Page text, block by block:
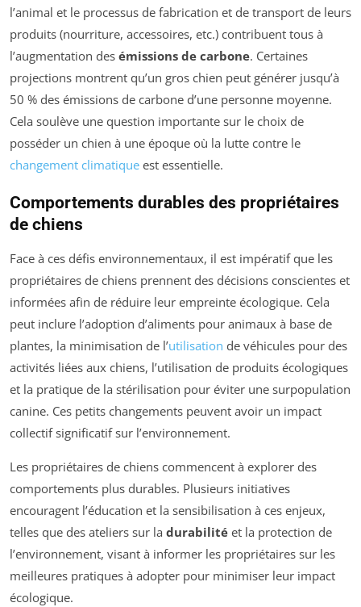
l’animal et le processus de fabrication et de transport de leurs
produits (nourriture, accessoires, etc.) contribuent tous à
l’augmentation des émissions de carbone. Certaines
projections montrent qu’un gros chien peut générer jusqu’à
50 % des émissions de carbone d’une personne moyenne.
Cela soulève une question importante sur le choix de
posséder un chien à une époque où la lutte contre le
changement climatique est essentielle.
Comportements durables des propriétaires
de chiens
Face à ces défis environnementaux, il est impératif que les
propriétaires de chiens prennent des décisions conscientes et
informées afin de réduire leur empreinte écologique. Cela
peut inclure l’adoption d’aliments pour animaux à base de
plantes, la minimisation de l’utilisation de véhicules pour des
activités liées aux chiens, l’utilisation de produits écologiques
et la pratique de la stérilisation pour éviter une surpopulation
canine. Ces petits changements peuvent avoir un impact
collectif significatif sur l’environnement.
Les propriétaires de chiens commencent à explorer des
comportements plus durables. Plusieurs initiatives
encouragent l’éducation et la sensibilisation à ces enjeux,
telles que des ateliers sur la durabilité et la protection de
l’environnement, visant à informer les propriétaires sur les
meilleures pratiques à adopter pour minimiser leur impact
écologique.